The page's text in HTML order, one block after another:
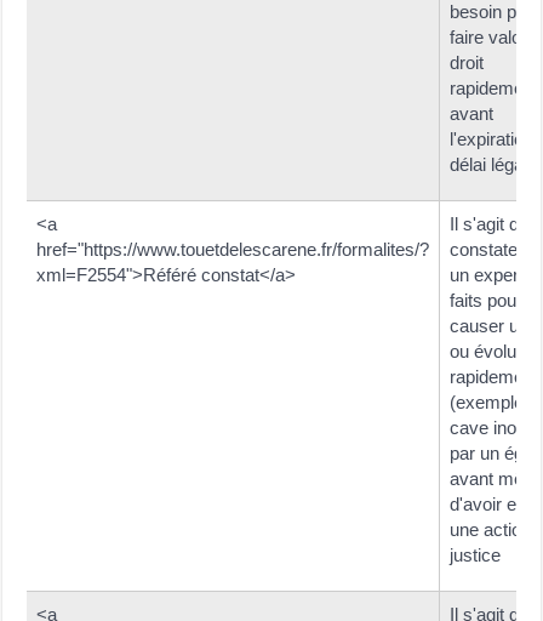
besoin pour
faire valoir
droit
rapidement,
avant
l'expiration
délai légal.
<a
href="https://www.touetdelescarene.fr/formalites/?
xml=F2554">Référé constat</a>
Il s'agit de
constater
un expert
faits
causer un
ou évoluer
rapidement
(exemple :
cave
par un
avant
d'avoir
une action
justice
<a Il s'agit de